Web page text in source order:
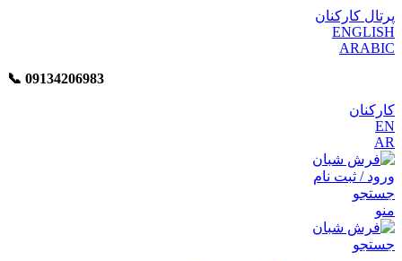
پرتال کارکنان
ENGLISH
ARABIC
📞︁ 09134206983
کارکنان
EN
AR
ورود / ثبت نام
جستجو
منو
جستجو